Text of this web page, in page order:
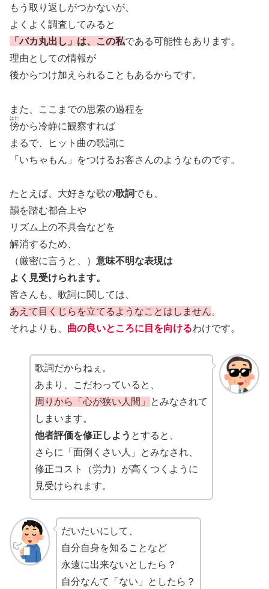
もう取り返しがつかないが、
よくよく調査してみると
「バカ丸出し」は、
この私である可能性もあります。
理由としての情報が
後からつけ加えられることもあるからです。
また、ここまでの思索の過程を
傍
はた
から冷静に観察すれば
まるで、ヒット曲の歌詞に
「いちゃもん」をつけるお客さんのようなものです。
たとえば、大好きな歌の歌詞でも、
韻を踏む都合上や
リズム上の不具合などを
解消するため、
（厳密に言うと、） 意味不明な表現は
よく見受けられます。
皆さんも、歌詞に関しては、
あえて目くじらを立てるようなことはしません。
それよりも、 曲の良いところに目を向けるわけです。
歌詞だからねぇ。
あまり、こだわっていると、
周りから「心が狭い人間」 とみなされて
しまいます。
他者評価を修正しよう とすると、
さらに「面倒くさい人」とみなされ、
修正コスト（労力）が高くつくように
見受けられます。
だいたいにして、
自分自身を知ることなど
永遠に出来ないとしたら？
自分なんて「ない」としたら？